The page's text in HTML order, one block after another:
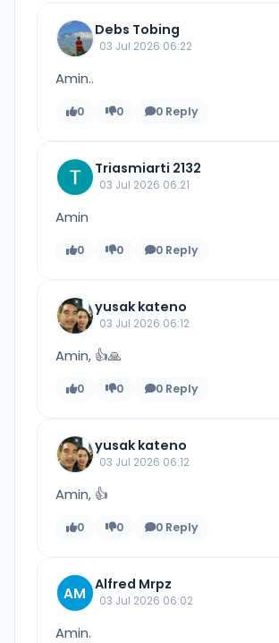
Debs Tobing
03 Jul 2026 06:22
Amin..
0 0 0 Reply
Triasmiarti 2132
03 Jul 2026 06:21
Amin
0 0 0 Reply
yusak kateno
03 Jul 2026 06:12
Amin, 👍🙏
0 0 0 Reply
yusak kateno
03 Jul 2026 06:12
Amin, 👍
0 0 0 Reply
AM Alfred Mrpz
03 Jul 2026 06:02
Amin.